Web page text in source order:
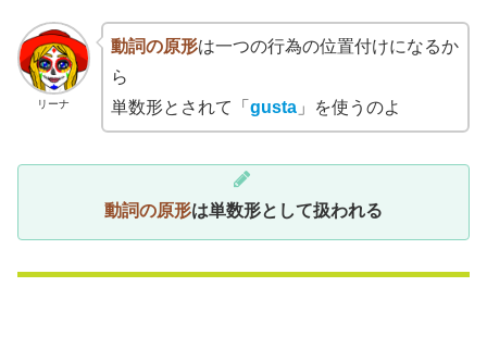
リーナ
動詞の原形は一つの行為の位置付けになるか
ら
単数形とされて「 gusta」を使うのよ
動詞の原形は単数形として扱われる